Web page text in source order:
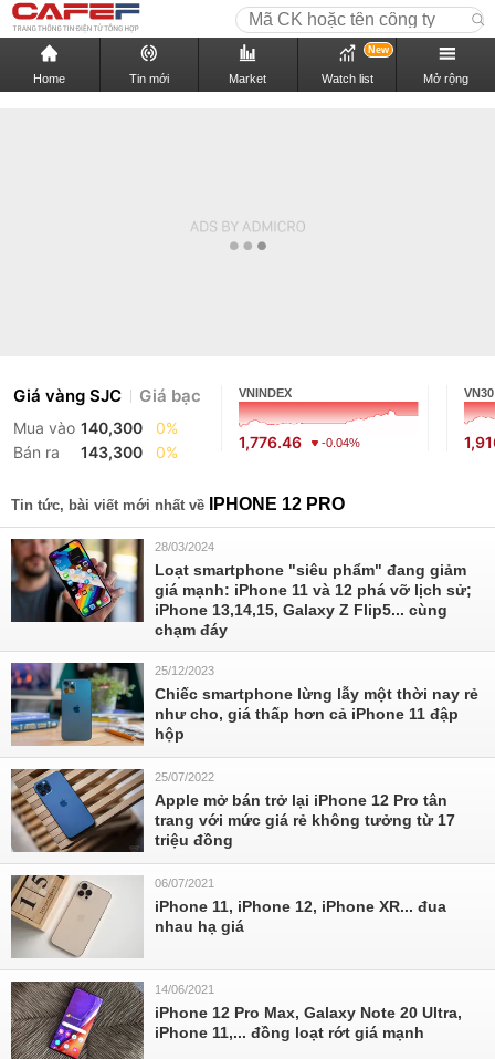
Home Tin mới Market Watch list
New
Mở rộng
Giá vàng SJC Giá bạc
Mua vào 140,300
0%
Bán ra
143,300 0%
VNINDEX
1,776.46 -0.04%
VN30
Tin tức, bài viết mới nhất về IPHONE 12 PRO
28/03/2024
Loạt smartphone "siêu phẩm" đang giảm
giá mạnh: iPhone 11 và 12 phá vỡ lịch sử;
iPhone 13,14,15, Galaxy Z Flip5... cùng
chạm đáy
25/12/2023
Chiếc smartphone lừng lẫy một thời nay rẻ
như cho, giá thấp hơn cả iPhone 11 đập
hộp
25/07/2022
Apple mở bán trở lại iPhone 12 Pro tân
trang với mức giá rẻ không tưởng từ 17
triệu đồng
06/07/2021
iPhone 11, iPhone 12, iPhone XR... đua
nhau hạ giá
14/06/2021
iPhone 12 Pro Max, Galaxy Note 20 Ultra,
iPhone 11,... đồng loạt rớt giá mạnh